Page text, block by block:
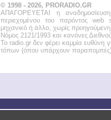
© 1998 - 2026, PRORADIO.GR
ΑΠΑΓΟΡΕΥΕΤΑΙ η
περιεχομένου του παρόντος web
μηχανικό ή άλλο, χωρίς
Νόμος 2121/1993 και κανόνες
Το radio.gr δεν φέρει καμμία ευθύνη
τόπων (όπου υπάρχουν